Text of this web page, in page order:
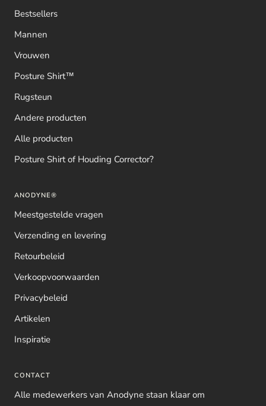
Bestsellers
Mannen
Vrouwen
Posture Shirt™
Rugsteun
Andere producten
Alle producten
Posture Shirt of Houding Corrector?
ANODYNE®
Meestgestelde vragen
Verzending en levering
Retourbeleid
Verkoopvoorwaarden
Privacybeleid
Artikelen
Inspiratie
CONTACT
Alle medewerkers van Anodyne staan klaar om